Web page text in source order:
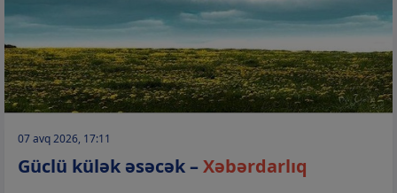
07 avq 2026, 17:11
Güclü külək əsəcək –Xəbərdarlıq